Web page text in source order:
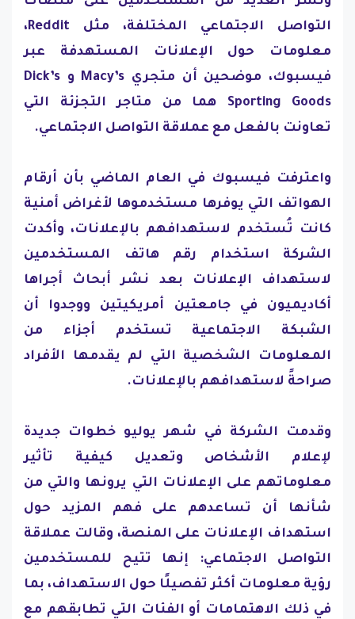
التواصل الاجتماعي المختلفة، مثل Reddit،
معلومات حول الإعلانات المستهدفة عبر
فيسبوك، موضحين أن متجري Macy’s و Dick’s
Sporting Goods هما من متاجر التجزئة التي
تعاونت بالفعل مع عملاقة التواصل الاجتماعي.
واعترفت فيسبوك في العام الماضي بأن أرقام
الهواتف التي يوفرها مستخدموها لأغراض أمنية
كانت تُستخدم لاستهدافهم بالإعلانات، وأكدت
الشركة استخدام رقم هاتف المستخدمين
لاستهداف الإعلانات بعد نشر أبحاث أجراها
أكاديميون في جامعتين أمريكيتين ووجدوا أن
الشبكة الاجتماعية تستخدم أجزاء من
المعلومات الشخصية التي لم يقدمها الأفراد
صراحةً لاستهدافهم بالإعلانات.
وقدمت الشركة في شهر يوليو خطوات جديدة
لإعلام الأشخاص وتعديل كيفية تأثير
معلوماتهم على الإعلانات التي يرونها والتي من
شأنها أن تساعدهم على فهم المزيد حول
استهداف الإعلانات على المنصة، وقالت عملاقة
التواصل الاجتماعي: إنها تتيح للمستخدمين
رؤية معلومات أكثر تفصيلًا حول الاستهداف، بما
في ذلك الاهتمامات أو الفئات التي تطابقهم مع